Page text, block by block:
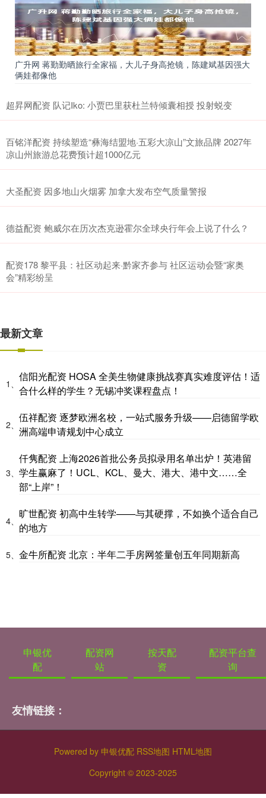
广升网 蒋勤勤晒旅行全家福，大儿子身高抢镜，陈建斌基因强大
俩娃都像他
超昇网配资 队记Iko: 小贾巴里获杜兰特倾囊相授 投射蜕变
百铭洋配资 持续塑造“彝海结盟地·五彩大凉山”文旅品牌 2027年
凉山州旅游总花费预计超1000亿元
大圣配资 因多地山火烟雾 加拿大发布空气质量警报
德益配资 鲍威尔在历次杰克逊霍尔全球央行年会上说了什么？
配资178 黎平县：社区动起来·黔家齐参与 社区运动会暨“家奥
会”精彩纷呈
最新文章
1、
信阳光配资 HOSA 全美生物健康挑战赛真实难度评估！适
合什么样的学生？无锡冲奖课程盘点！
2、
伍祥配资 逐梦欧洲名校，一站式服务升级——启德留学欧
洲高端申请规划中心成立
3、
仟隽配资 上海2026首批公务员拟录用名单出炉！英港留
学生赢麻了！UCL、KCL、曼大、港大、港中文……全
部“上岸”！
4、
旷世配资 初高中生转学——与其硬撑，不如换个适合自己
的地方
5、 金牛所配资 北京：半年二手房网签量创五年同期新高
申银优
配
配资网
站
按天配
资
配资平台查
询
友情链接：
Powered by 申银优配 RSS地图 HTML地图
Copyright © 2023-2025